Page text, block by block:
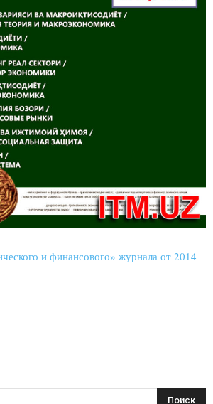
и финансового» журнала от 2014